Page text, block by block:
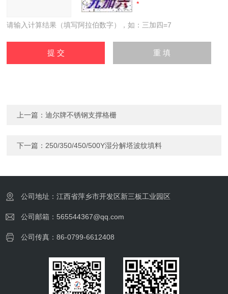
请输入计算结果（填写阿拉伯数字），如：三加四=7
上一篇：迪尔牌不锈钢支撑格栅
下一篇： 250/350/450/500Y湿分解塔波纹填料
公司地址：江西省萍乡市开发区新三板工业园区
公司邮箱：565544367@qq.com
公司传真：86-0799-6612408